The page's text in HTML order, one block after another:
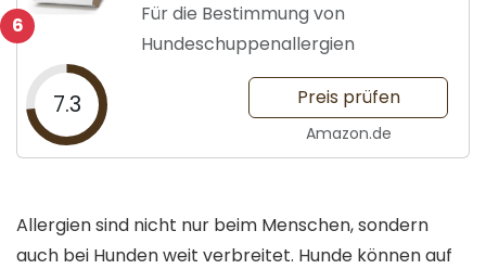
6
Für die Bestimmung von
Hundeschuppenallergien
7.3 Preis prüfen
Amazon.de
Allergien sind nicht nur beim Menschen, sondern
auch bei Hunden weit verbreitet. Hunde können auf